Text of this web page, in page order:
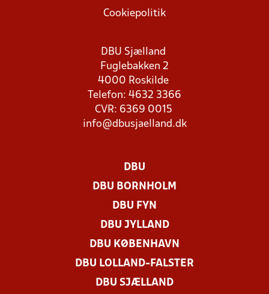
Cookiepolitik
DBU Sjælland
Fuglebakken 2
4000 Roskilde
Telefon: 4632 3366
CVR: 6369 0015
info@dbusjaelland.dk
DBU
DBU BORNHOLM
DBU FYN
DBU JYLLAND
DBU KØBENHAVN
DBU LOLLAND-FALSTER
DBU SJÆLLAND